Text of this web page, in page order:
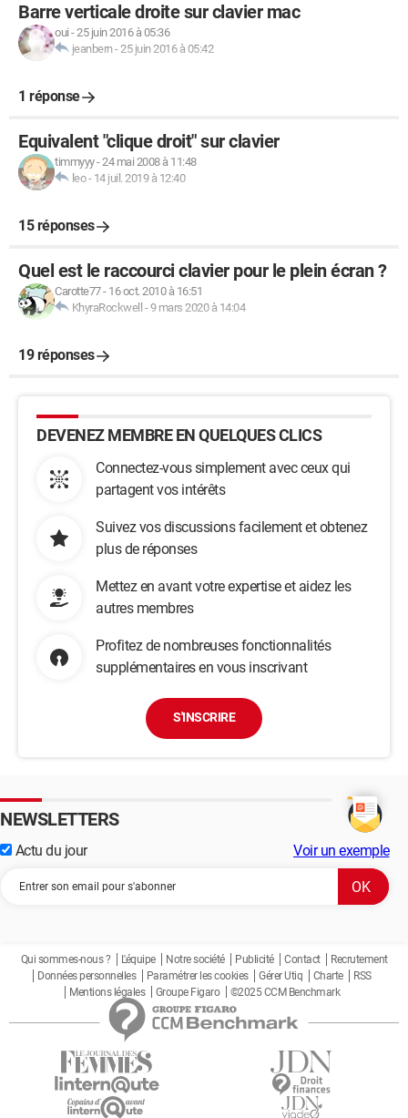
Barre verticale droite sur clavier mac
oui -25 juin 2016 à 05:36
jeanbern-25 juin 2016 à 05:42
1 réponse
Equivalent "clique droit" sur clavier
timmyyy-24 mai 2008 à 11:48
leo- 14 juil. 2019 à 12:40
15 réponses
Quel est le raccourci clavier pour le plein écran ?
Carotte77- 16 oct. 2010 à 16:51
KhyraRockwell -9 mars 2020 à 14:04
19 réponses
DEVENEZ MEMBRE EN QUELQUES CLICS
Connectez-vous simplement avec ceux qui
partagent vos intérêts
Suivez vos discussions facilement et obtenez
plus de réponses
Mettez en avant votre expertise et aidez les
autres membres
Profitez de nombreuses fonctionnalités
supplémentaires en vous inscrivant
S'INSCRIRE
NEWSLETTERS
Actu du jour Voir un exemple
Qui sommes-nous ? L'équipe Notre société Publicité Contact
Recrutement
Données personnelles
Paramétrer les cookies Gérer Utiq Charte
RSS
Mentions légales
Groupe Figaro ©2025 CCM Benchmark